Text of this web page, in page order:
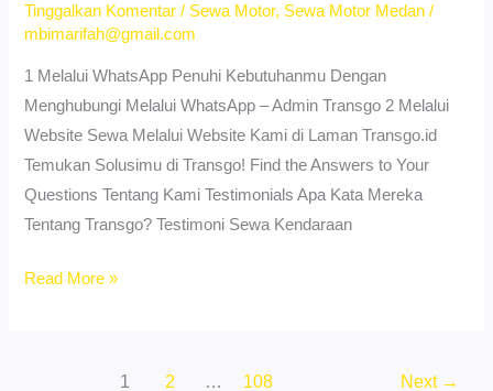
–
Kunci
Tinggalkan Komentar / Sewa Motor, Sewa Motor Medan /
mbimarifah@gmail.com
1 Melalui WhatsApp Penuhi Kebutuhanmu Dengan
Menghubungi Melalui WhatsApp – Admin Transgo 2 Melalui
Website Sewa Melalui Website Kami di Laman Transgo.id
Temukan Solusimu di Transgo! Find the Answers to Your
Questions Tentang Kami Testimonials Apa Kata Mereka
Tentang Transgo? Testimoni Sewa Kendaraan
Sewa
Read More »
1 2 … 108 Next →